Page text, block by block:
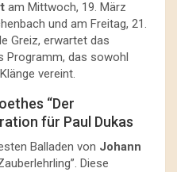
am Mittwoch, 19. März
und am Freitag, 21.
Greiz, erwartet das
Programm, das sowohl
vereint.
“Der
für Paul Dukas
Balladen von Johann
Diese